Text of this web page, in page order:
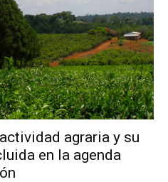
agraria y su
en la agenda